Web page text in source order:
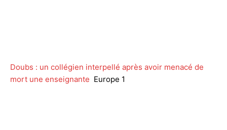
Doubs : un collégien interpellé après avoir menacé de
mort une enseignante Europe 1